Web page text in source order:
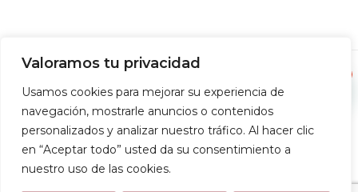
Valoramos tu privacidad
Usamos cookies para mejorar su experiencia de
navegación, mostrarle anuncios o contenidos
personalizados y analizar nuestro tráfico. Al hacer clic
en “Aceptar todo” usted da su consentimiento a
nuestro uso de las cookies.
Copyright © 2022 Petit Poussin
Política de privacidad Política de envío
Política de devoluciones Condiciones de compra